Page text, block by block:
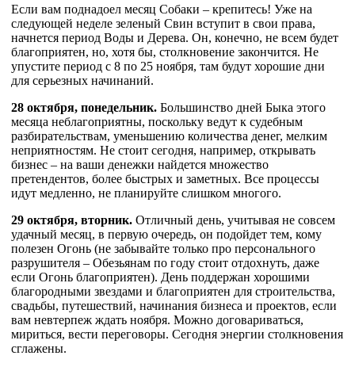
Если вам поднадоел месяц Собаки – крепитесь! Уже на
следующей неделе зеленый Свин вступит в свои права,
начнется период Воды и Дерева. Он, конечно, не всем будет
благоприятен, но, хотя бы, столкновение закончится. Не
упустите период с 8 по 25 ноября, там будут хорошие дни
для серьезных начинаний.
28 октября, понедельник. Большинство дней Быка этого
месяца неблагоприятны, поскольку ведут к судебным
разбирательствам, уменьшению количества денег, мелким
неприятностям. Не стоит сегодня, например, открывать
бизнес – на ваши денежки найдется множество
претендентов, более быстрых и заметных. Все процессы
идут медленно, не планируйте слишком многого.
29 октября, вторник. Отличный день, учитывая не совсем
удачный месяц, в первую очередь, он подойдет тем, кому
полезен Огонь (не забывайте только про персонального
разрушителя – Обезьянам по году стоит отдохнуть, даже
если Огонь благоприятен). День поддержан хорошими
благородными звездами и благоприятен для строительства,
свадьбы, путешествий, начинания бизнеса и проектов, если
вам невтерпеж ждать ноября. Можно договариваться,
мириться, вести переговоры. Сегодня энергии столкновения
сглажены.